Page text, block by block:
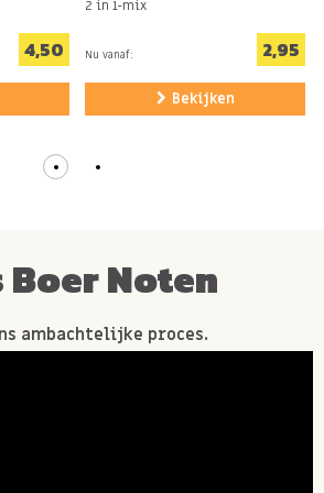
van GLUTEN, PINDA'S.
4,50
2 in 1-mix
Nu vanaf: 2,95
Bekijken
Boer Noten
ambachtelijke proces.